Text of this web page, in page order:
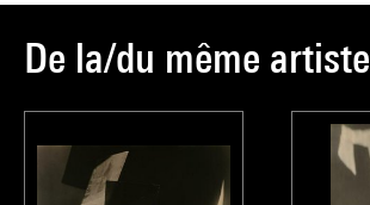
De la/du même artiste